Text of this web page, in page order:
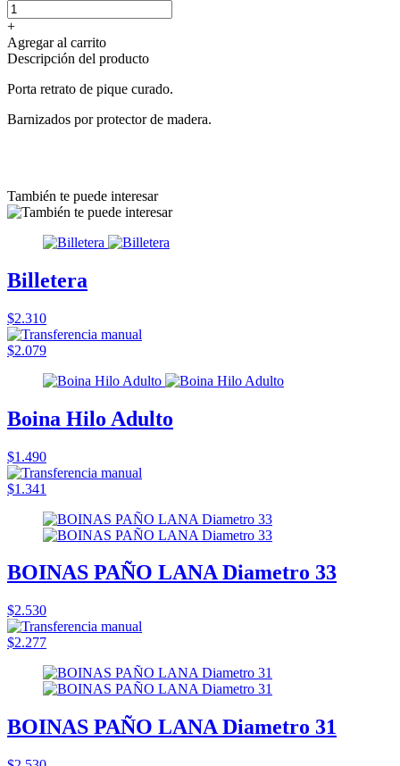
+
Agregar al carrito
Descripción del producto
Porta retrato de pique curado.
Barnizados por protector de madera.
También te puede interesar
Billetera
$2.310
$2.079
Boina Hilo Adulto
$1.490
$1.341
BOINAS PAÑO LANA Diametro 33
$2.530
$2.277
BOINAS PAÑO LANA Diametro 31